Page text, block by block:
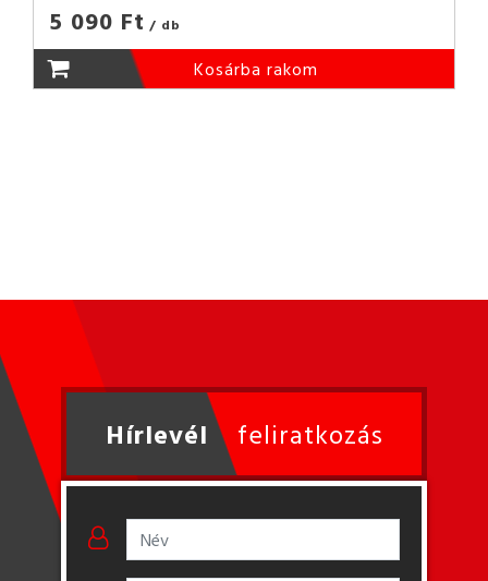
5 090 Ft / db
Kosárba rakom
Hírlevél feliratkozás